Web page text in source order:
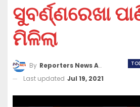
ସୁବର୍ଣ୍ଣରେଖା
ମିଳିଲା
By Reporters News Agency
Last updated Jul 19, 2021